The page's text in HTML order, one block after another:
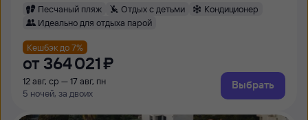
Песчаный пляж Отдых с детьми
Кондиционер
Идеально для отдыха парой
Кешбэк до 7%
от 364 ⁠021 ⁠₽
12 авг, ср — 17 авг, пн
5 ночей, за двоих
Выбрать